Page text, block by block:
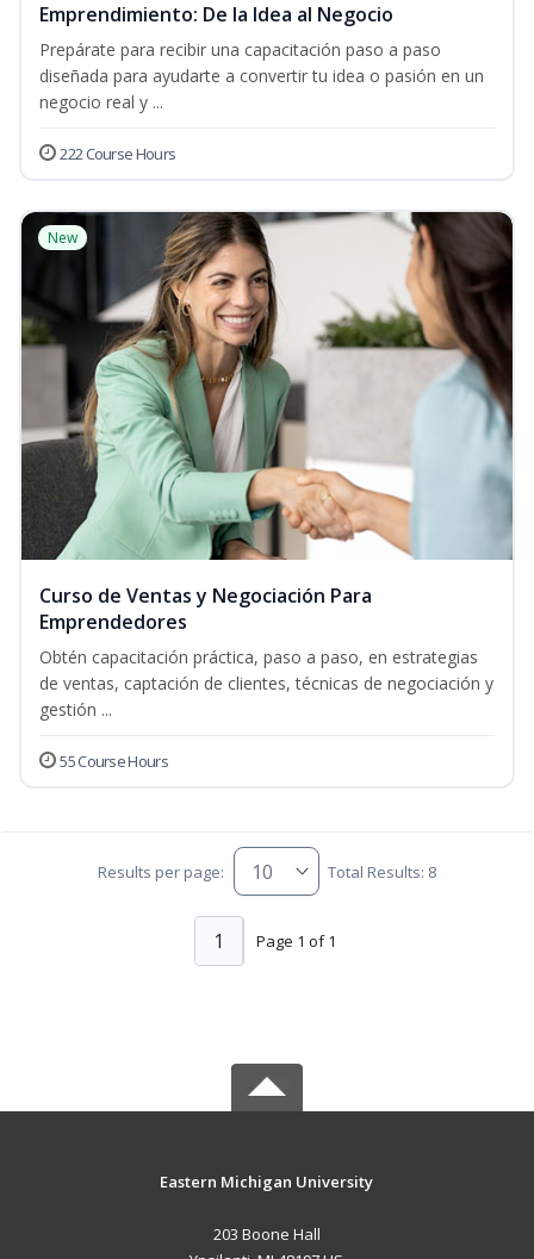
Emprendimiento: De la Idea al Negocio
Prepárate para recibir una capacitación paso a paso
diseñada para ayudarte a convertir tu idea o pasión en un
negocio real y ...
222 Course Hours
New
Curso de Ventas y Negociación Para
Emprendedores
Obtén capacitación práctica, paso a paso, en estrategias
de ventas, captación de clientes, técnicas de negociación y
gestión ...
55 Course Hours
Results per page: Total Results: 8
Page 1 of 1
1
Eastern Michigan University
203 Boone Hall